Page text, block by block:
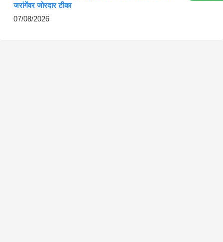
जरांगेंवर जोरदार टीका
07/08/2026